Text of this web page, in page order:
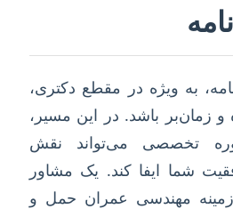
به ویژه در مقطع دکتری،
و زمان‌بر باشد. در این مسیر،
تخصصی می‌تواند نقش
شما ایفا کند. یک مشاور
زمینه مهندسی عمران حمل و